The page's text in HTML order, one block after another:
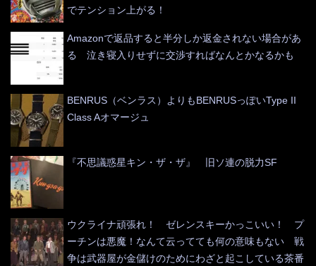
でテンション上がる！
Amazonで返品すると半分しか返金されない場合があ
る 泣き寝入りせずに交渉すればなんとかなるかも
BENRUS（ベンラス）よりもBENRUSっぽいType II
Class Aオマージュ
『不思議惑星キン・ザ・ザ』 旧ソ連の脱力SF
ウクライナ頑張れ！ ゼレンスキーかっこいい！ プ
ーチンは悪魔！なんて云ってても何の意味もない 戦
争は武器屋が金儲けのためにわざと起こしている茶番